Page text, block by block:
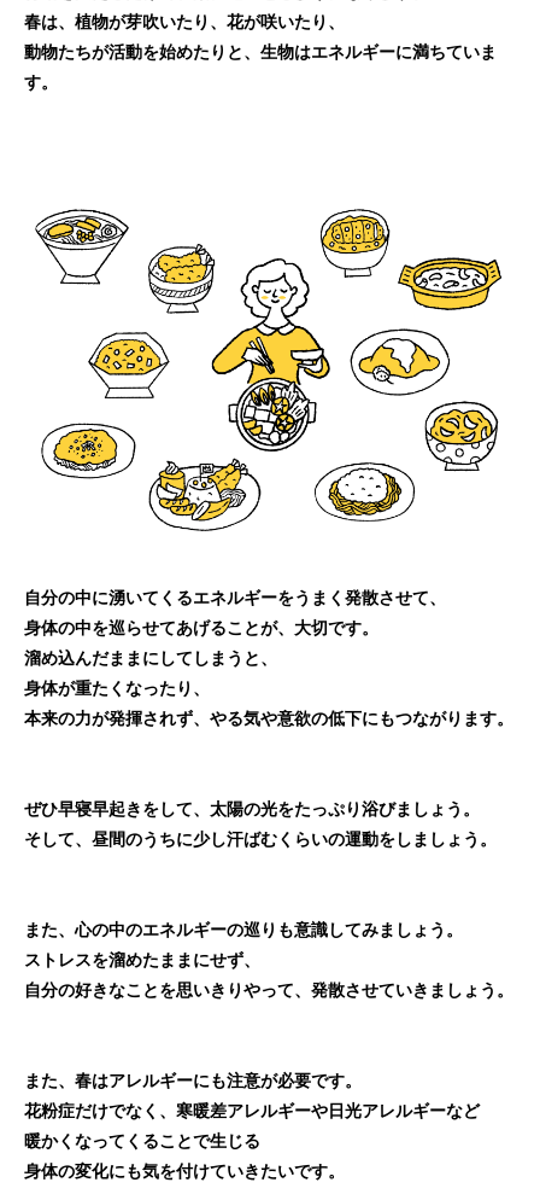
春は、植物が芽吹いたり、花が咲いたり、
動物たちが活動を始めたりと、生物はエネルギーに満ちていま
す。
自分の中に湧いてくるエネルギーをうまく発散させて、
身体の中を巡らせてあげることが、大切です。
溜め込んだままにしてしまうと、
身体が重たくなったり、
本来の力が発揮されず、やる気や意欲の低下にもつながります。
ぜひ早寝早起きをして、太陽の光をたっぷり浴びましょう。
そして、昼間のうちに少し汗ばむくらいの運動をしましょう。
また、心の中のエネルギーの巡りも意識してみましょう。
ストレスを溜めたままにせず、
自分の好きなことを思いきりやって、発散させていきましょう。
また、春はアレルギーにも注意が必要です。
花粉症だけでなく、寒暖差アレルギーや日光アレルギーなど
暖かくなってくることで生じる
身体の変化にも気を付けていきたいです。